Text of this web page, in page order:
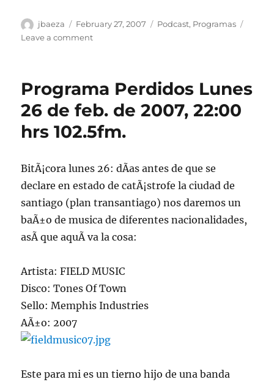
Author
jbaeza
Posted
on
February 27, 2007 Categories
Podcast, Programas
Leave a commenton
Programa Perdidos Lunes
26 de feb. de 2007, 22:00
hrs 102.5fm.
BitÃ¡cora lunes 26: dÃ­as antes de que se
declare en estado de catÃ¡strofe la ciudad de
santiago (plan transantiago) nos daremos un
baÃ±o de musica de diferentes nacionalidades,
asÃ­ que aquÃ­ va la cosa:
Artista: FIELD MUSIC
Disco: Tones Of Town
Sello: Memphis Industries
AÃ±o: 2007
Este para mi es un tierno hijo de una banda